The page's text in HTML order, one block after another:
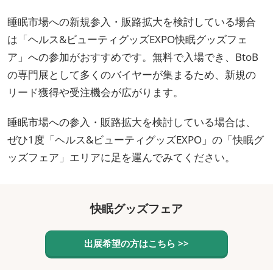
睡眠市場への新規参入・販路拡大を検討している場合
は「ヘルス&ビューティグッズEXPO快眠グッズフェ
ア」への参加がおすすめです。無料で入場でき、BtoB
の専門展として多くのバイヤーが集まるため、新規の
リード獲得や受注機会が広がります。
睡眠市場への参入・販路拡大を検討している場合は、
ぜひ1度「ヘルス&ビューティグッズEXPO」の「快眠グ
ッズフェア」エリアに足を運んでみてください。
快眠グッズフェア
出展希望の方はこちら >>